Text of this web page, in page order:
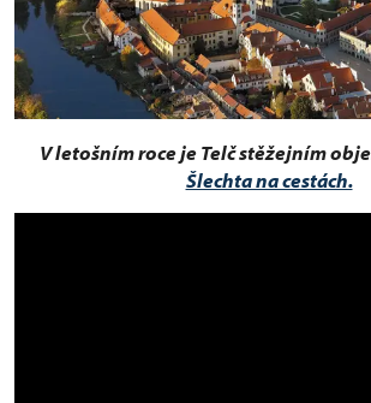
V letošním roce je Telč stěžejním
Šlechta na cestách.